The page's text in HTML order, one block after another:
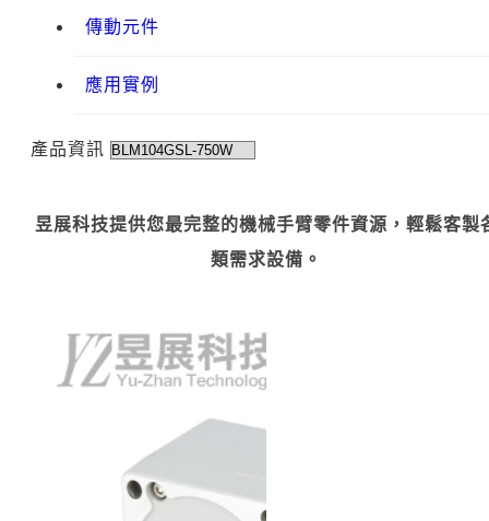
傳動元件
應用實例
產品資訊
昱展科技提供您最完整的機械手臂零件資源，輕鬆客製
類需求設備。